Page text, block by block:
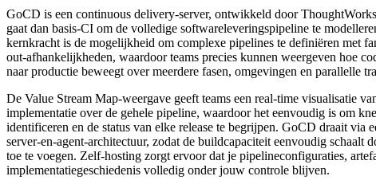
GoCD is een continuous delivery-server, ontwikkeld door
gaat dan basis-CI om de volledige softwareleveringspipeline te
kernkracht is de mogelijkheid om complexe pipelines te definiëren met
out-afhankelijkheden, waardoor teams precies kunnen weergeven hoe
naar productie beweegt over meerdere fasen, omgevingen en parallelle
De Value Stream Map-weergave geeft teams een real-time visualisatie
implementatie over de gehele pipeline, waardoor het eenvoudig is om
identificeren en de status van elke release te begrijpen. GoCD draait via
server-en-agent-architectuur, zodat de buildcapaciteit eenvoudig schaalt
toe te voegen. Zelf-hosting zorgt ervoor dat je pipelineconfiguraties,
implementatiegeschiedenis volledig onder jouw controle blijven.